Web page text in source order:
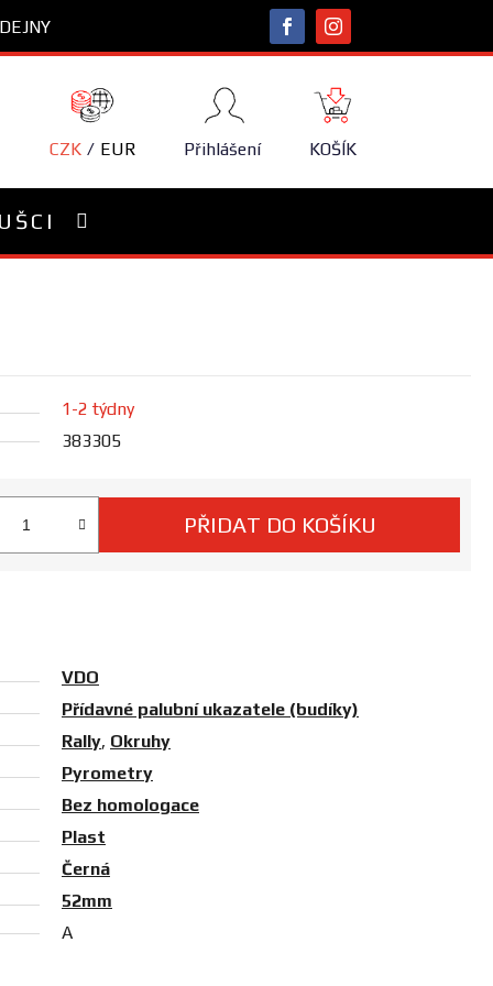
CZK EUR Přihlášení
NÁKUPNÍ
KOŠÍK
KOŠÍK
1-2 týdny
383305
PŘIDAT DO KOŠÍKU
VDO
Přídavné palubní ukazatele (budíky)
Rally, Okruhy
Pyrometry
Bez homologace
Plast
Černá
52mm
A